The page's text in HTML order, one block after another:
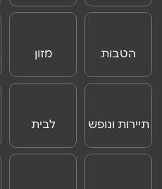
וצרכנות
הטבות
לנוסעים
מזון
תיירות ונופש
לבית
ONLINE